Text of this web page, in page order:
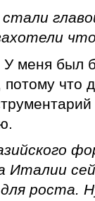
меня был
потому что
Италии
роста.